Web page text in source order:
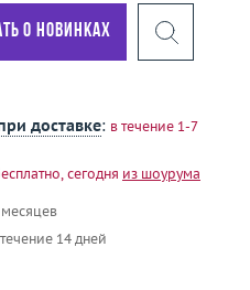
о новинках
доставке: в течение 1-7
сегодня из шоурума
14 дней